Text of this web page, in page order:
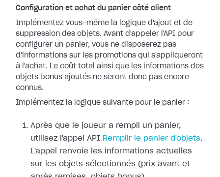
Configuration et achat du panier côté client
Implémentez vous-même la logique d'ajout et de
suppression des objets. Avant d'appeler l'API pour
configurer un panier, vous ne disposerez pas
d'informations sur les promotions qui s'appliqueront
à l'achat. Le coût total ainsi que les informations des
objets bonus ajoutés ne seront donc pas encore
connus.
Implémentez la logique suivante pour le panier :
Après que le joueur a rempli un panier,
utilisez l'appel API Remplir le panier d'objets.
L'appel renvoie les informations actuelles
sur les objets sélectionnés (prix avant et